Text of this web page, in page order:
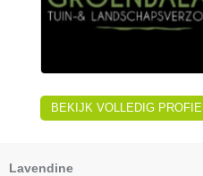
BEKIJK VOLLEDIG PROFIEL
Lavendine